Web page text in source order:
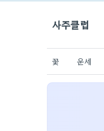
사주클럽
꽃 운세